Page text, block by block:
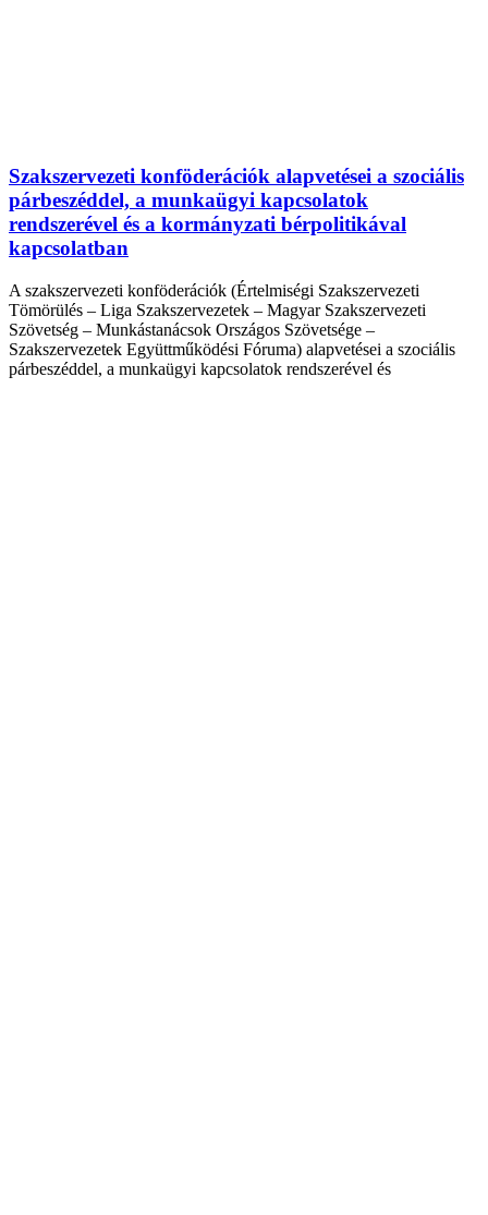
Szakszervezeti konföderációk alapvetései a szociális
párbeszéddel, a munkaügyi kapcsolatok
rendszerével és a kormányzati bérpolitikával
kapcsolatban
A szakszervezeti konföderációk (Értelmiségi Szakszervezeti
Tömörülés – Liga Szakszervezetek – Magyar Szakszervezeti
Szövetség – Munkástanácsok Országos Szövetsége –
Szakszervezetek Együttműködési Fóruma) alapvetései a szociális
párbeszéddel, a munkaügyi kapcsolatok rendszerével és